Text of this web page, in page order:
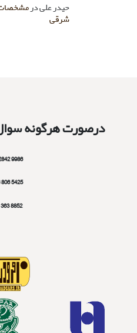
حیدر علیدر مشخصات
شرقی
درصورت هرگونه
9986 2842 021
5425 806 0936
8852 363 0918